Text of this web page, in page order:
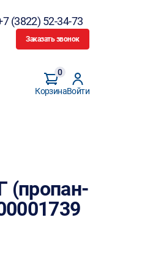
(3822) 52-34-73
Заказать звонок
Корзина
0
Войти
(пропан-